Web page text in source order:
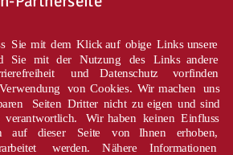
Sie mit dem Klick auf obige Links unsere
Sie mit der Nutzung des Links andere
und Datenschutz
vorfinden
Verwendung von Cookies. Wir machen
uns
Seiten Dritter nicht zu eigen und sind
verantwortlich. Wir haben keinen Einfluss
auf dieser Seite von Ihnen
erhoben,
werden. Nähere Informationen